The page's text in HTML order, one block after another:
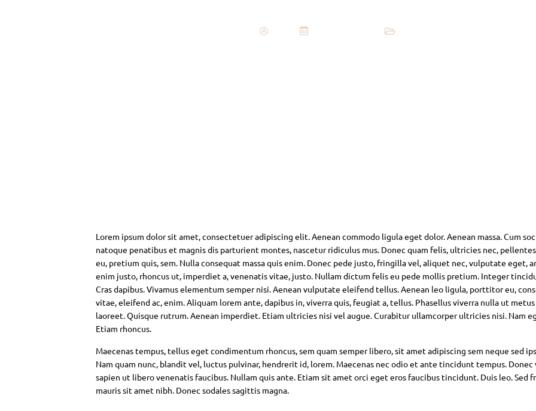
Lorem ipsum dolor sit amet, consectetuer adipiscing elit. Aenean commodo ligula eget dolor. Aenean massa. Cum
natoque penatibus et magnis dis parturient montes, nascetur ridiculus mus. Donec quam felis, ultricies nec,
eu, pretium quis, sem. Nulla consequat massa quis enim. Donec pede justo, fringilla vel, aliquet nec, vulputate eget,
enim justo, rhoncus ut, imperdiet a, venenatis vitae, justo. Nullam dictum felis eu pede mollis pretium. Integer
Cras dapibus. Vivamus elementum semper nisi. Aenean vulputate eleifend tellus. Aenean leo ligula, porttitor eu,
vitae, eleifend ac, enim. Aliquam lorem ante, dapibus in, viverra quis, feugiat a, tellus. Phasellus viverra nulla ut
laoreet. Quisque rutrum. Aenean imperdiet. Etiam ultricies nisi vel augue. Curabitur ullamcorper ultricies nisi. Nam
Etiam rhoncus.
Maecenas tempus, tellus eget condimentum rhoncus, sem quam semper libero, sit amet adipiscing sem neque sed
Nam quam nunc, blandit vel, luctus pulvinar, hendrerit id, lorem. Maecenas nec odio et ante tincidunt tempus. Donec
sapien ut libero venenatis faucibus. Nullam quis ante. Etiam sit amet orci eget eros faucibus tincidunt. Duis leo. Sed
mauris sit amet nibh. Donec sodales sagittis magna.